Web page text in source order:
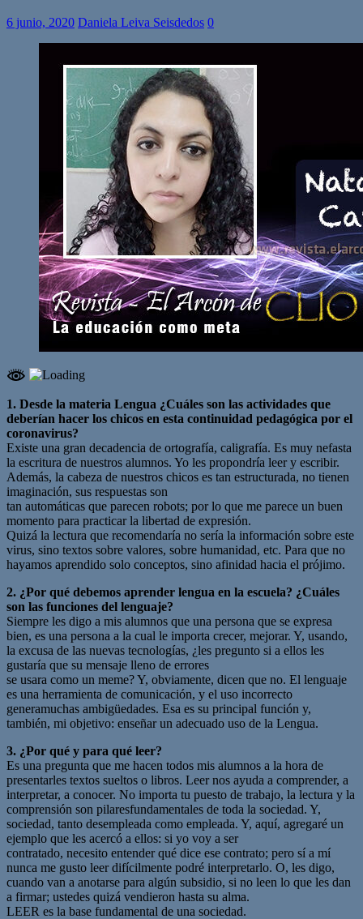
6 junio, 2020 Daniela Leiva Seisdedos 0
1. Desde la materia Lengua ¿Cuáles son las actividades que
deberían hacer los chicos en esta continuidad pedagógica por el
coronavirus?
Existe una gran decadencia de ortografía, caligrafía. Es muy nefasta
la escritura de nuestros alumnos. Yo les propondría leer y escribir.
Además, la cabeza de nuestros chicos es tan estructurada, no tienen
imaginación, sus respuestas son
tan automáticas que parecen robots; por lo que me parece un buen
momento para practicar la libertad de expresión.
Quizá la lectura que recomendaría no sería la información sobre este
virus, sino textos sobre valores, sobre humanidad, etc. Para que no
hayamos aprendido solo conceptos, sino afinidad hacia el prójimo.
2. ¿Por qué debemos aprender lengua en la escuela? ¿Cuáles
son las funciones del lenguaje?
Siempre les digo a mis alumnos que una persona que se expresa
bien, es una persona a la cual le importa crecer, mejorar. Y, usando,
la excusa de las nuevas tecnologías, ¿les pregunto si a ellos les
gustaría que su mensaje lleno de errores
se usara como un meme? Y, obviamente, dicen que no. El lenguaje
es una herramienta de comunicación, y el uso incorrecto
generamuchas ambigüedades. Esa es su principal función y,
también, mi objetivo: enseñar un adecuado uso de la Lengua.
3. ¿Por qué y para qué leer?
Es una pregunta que me hacen todos mis alumnos a la hora de
presentarles textos sueltos o libros. Leer nos ayuda a comprender, a
interpretar, a conocer. No importa tu puesto de trabajo, la lectura y la
comprensión son pilaresfundamentales de toda la sociedad. Y,
sociedad, tanto desempleada como empleada. Y, aquí, agregaré un
ejemplo que les acercó a ellos: si yo voy a ser
contratado, necesito entender qué dice ese contrato; pero sí a mí
nunca me gusto leer difícilmente podré interpretarlo. O, les digo,
cuando van a anotarse para algún subsidio, si no leen lo que les dan
a firmar; ustedes quizá vendieron hasta su alma.
LEER es la base fundamental de una sociedad.